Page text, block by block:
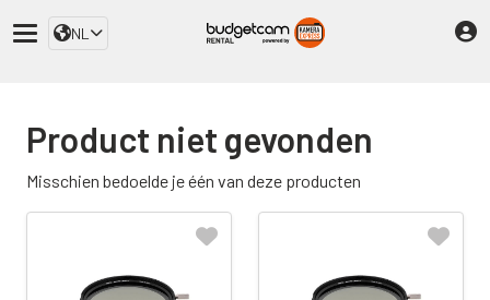
NL
Product niet gevonden
Misschien bedoelde je één van deze producten